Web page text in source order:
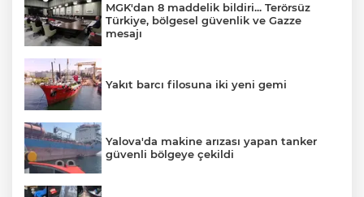
MGK'dan 8 maddelik bildiri... Terörsüz
Türkiye, bölgesel güvenlik ve Gazze
mesajı
Yakıt barcı filosuna iki yeni gemi
Yalova'da makine arızası yapan tanker
güvenli bölgeye çekildi